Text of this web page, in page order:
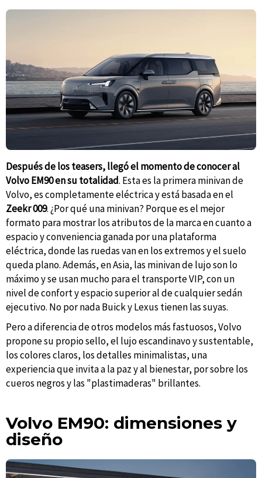
Después de los teasers, llegó el momento de conocer al
Volvo EM90 en su totalidad. Esta es la primera minivan de
Volvo, es completamente eléctrica y está basada en el
Zeekr 009. ¿Por qué una minivan? Porque es el mejor
formato para mostrar los atributos de la marca en cuanto a
espacio y conveniencia ganada por una plataforma
eléctrica, donde las ruedas van en los extremos y el suelo
queda plano. Además, en Asia, las minivan de lujo son lo
máximo y se usan mucho para el transporte VIP, con un
nivel de confort y espacio superior al de cualquier sedán
ejecutivo. No por nada Buick y Lexus tienen las suyas.
Pero a diferencia de otros modelos más fastuosos, Volvo
propone su propio sello, el lujo escandinavo y sustentable,
los colores claros, los detalles minimalistas, una
experiencia que invita a la paz y al bienestar, por sobre los
cueros negros y las "plastimaderas" brillantes.
Volvo EM90: dimensiones y
diseño